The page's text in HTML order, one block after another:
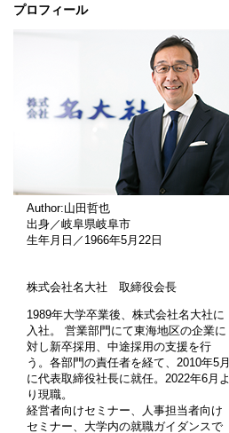
プロフィール
Author:山田哲也
出身／岐阜県岐阜市
生年月日／1966年5月22日
株式会社名大社 取締役会長
1989年大学卒業後、株式会社名大社に
入社。 営業部門にて東海地区の企業に
対し新卒採用、中途採用の支援を行
う。各部門の責任者を経て、2010年5月
に代表取締役社長に就任。2022年6月よ
り現職。
経営者向けセミナー、人事担当者向け
セミナー、大学内の就職ガイダンスで